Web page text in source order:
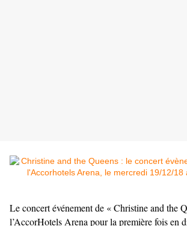
Le concert événement de « Christine and the
l’AccorHotels Arena pour la première fois en